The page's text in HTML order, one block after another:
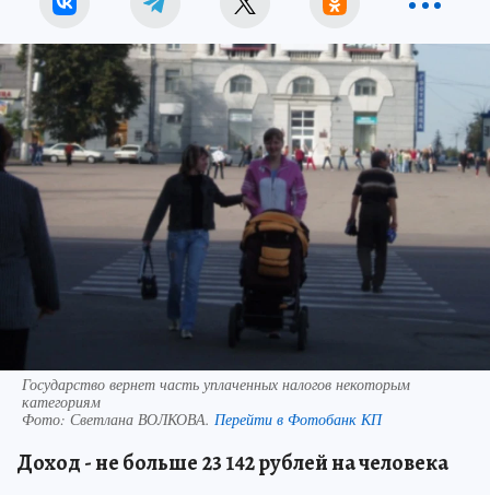
Государство вернет часть уплаченных налогов некоторым
категориям
Фото: Светлана ВОЛКОВА. Перейти в Фотобанк КП
Доход - не больше23 142 рублей на человека